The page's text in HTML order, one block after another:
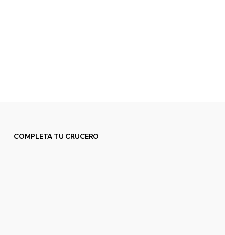
COMPLETA TU CRUCERO